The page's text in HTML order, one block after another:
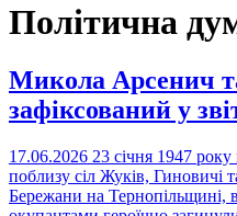
Політична
Микола Арсенич
зафіксований у
17.06.2026 23 січня 1947
поблизу сіл Жуків, Гиновичі
Бережани на Тернопільщині,